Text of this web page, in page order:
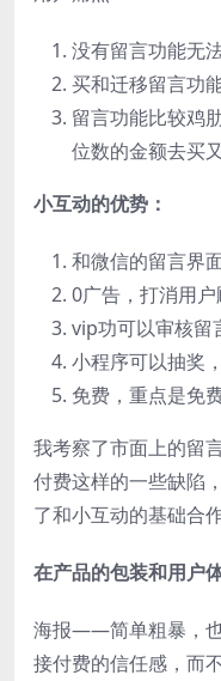
没有留言功能无
买和迁移留言功
留言功能比较鸡
位数的金额去买
小互动的优势：
和微信的留言界
0广告，打消用户
vip功可以审核留
小程序可以抽奖
免费，重点是免
我考察了市面上的留
付费这样的一些缺陷
了和小互动的基础合作
在产品的包装和用户
海报——简单粗暴，
接付费的信任感，而